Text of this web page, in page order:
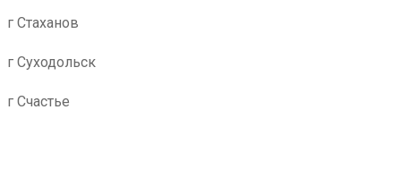
г Стаханов
г Суходольск
г Счастье